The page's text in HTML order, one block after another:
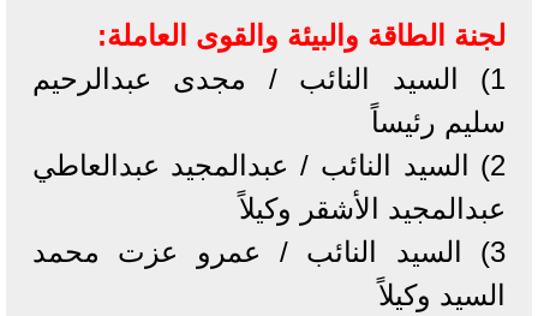
لجنة الطاقة والبيئة والقوى العاملة:
1) السيد النائب / مجدى عبدالرحيم
سليم رئيساً
2) السيد النائب / عبدالمجيد عبدالعاطي
عبدالمجيد الأشقر وكيلاً
3) السيد النائب / عمرو عزت محمد
السيد وكيلاً